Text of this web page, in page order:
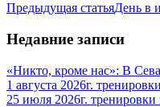
Предыдущая статьяДень в
Недавние записи
«Никто, кроме нас»: В
1 августа 2026г.
25 июля 2026г.